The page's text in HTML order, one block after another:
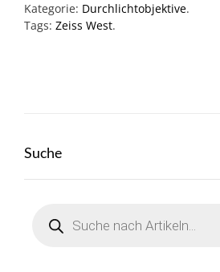
Kategorie: Durchlichtobjektive.
Tags: Zeiss West.
Suche
search